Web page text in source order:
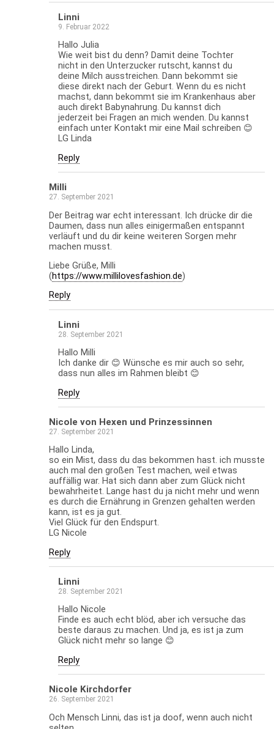
Linni
9. Februar 2022
Hallo Julia
Wie weit bist du denn? Damit deine Tochter
nicht in den Unterzucker rutscht, kannst du
deine Milch ausstreichen. Dann bekommt sie
diese direkt nach der Geburt. Wenn du es nicht
machst, dann bekommt sie im Krankenhaus aber
auch direkt Babynahrung. Du kannst dich
jederzeit bei Fragen an mich wenden. Du kannst
einfach unter Kontakt mir eine Mail schreiben 😊
LG Linda
Reply
Milli
27. September 2021
Der Beitrag war echt interessant. Ich drücke dir die
Daumen, dass nun alles einigermaßen entspannt
verläuft und du dir keine weiteren Sorgen mehr
machen musst.
Liebe Grüße, Milli
(https://www.millilovesfashion.de)
Reply
Linni
28. September 2021
Hallo Milli
Ich danke dir 😊 Wünsche es mir auch so sehr,
dass nun alles im Rahmen bleibt 😊
Reply
Nicole von Hexen und Prinzessinnen
27. September 2021
Hallo Linda,
so ein Mist, dass du das bekommen hast. ich musste
auch mal den großen Test machen, weil etwas
auffällig war. Hat sich dann aber zum Glück nicht
bewahrheitet. Lange hast du ja nicht mehr und wenn
es durch die Ernährung in Grenzen gehalten werden
kann, ist es ja gut.
Viel Glück für den Endspurt.
LG Nicole
Reply
Linni
28. September 2021
Hallo Nicole
Finde es auch echt blöd, aber ich versuche das
beste daraus zu machen. Und ja, es ist ja zum
Glück nicht mehr so lange 😊
Reply
Nicole Kirchdorfer
26. September 2021
Och Mensch Linni, das ist ja doof, wenn auch nicht